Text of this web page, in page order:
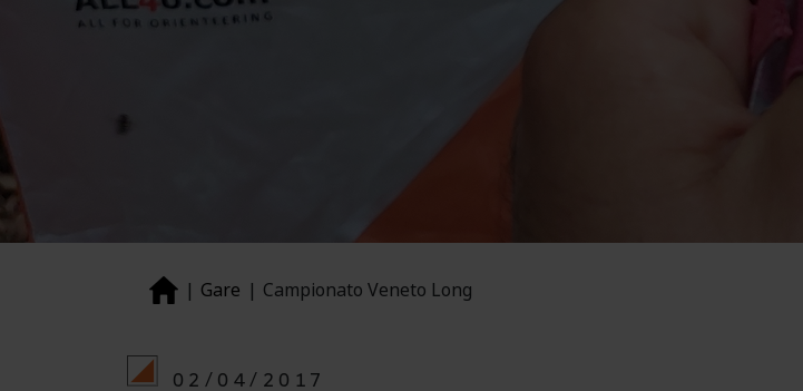
Gare Campionato Veneto Long
02/04/2017